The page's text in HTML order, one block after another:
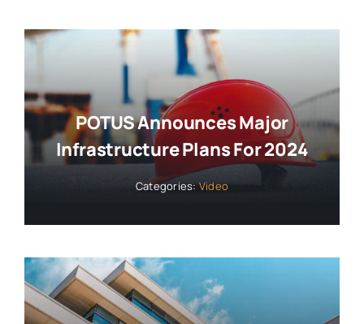
POTUS Announces Major
Infrastructure Plans For 2024
Categories:Video